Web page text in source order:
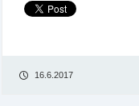
16.6.2017